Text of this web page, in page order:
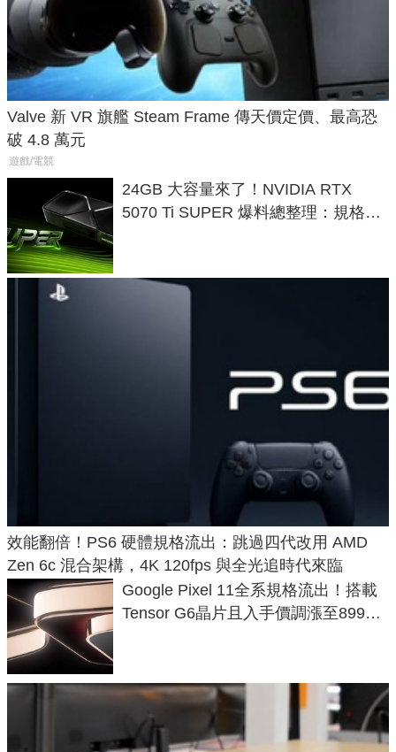
Valve 新 VR 旗艦 Steam Frame 傳天價定價、最高恐
破 4.8 萬元
遊戲/電競
24GB 大容量來了！NVIDIA RTX
5070 Ti SUPER 爆料總整理：規格、
效能翻倍！PS6 硬體規格流出：跳過四代改用 AMD
Zen 6c 混合架構，4K 120fps 與全光追時代來臨
Google Pixel 11全系規格流出！搭載
Tensor G6晶片且入手價調漲至899美